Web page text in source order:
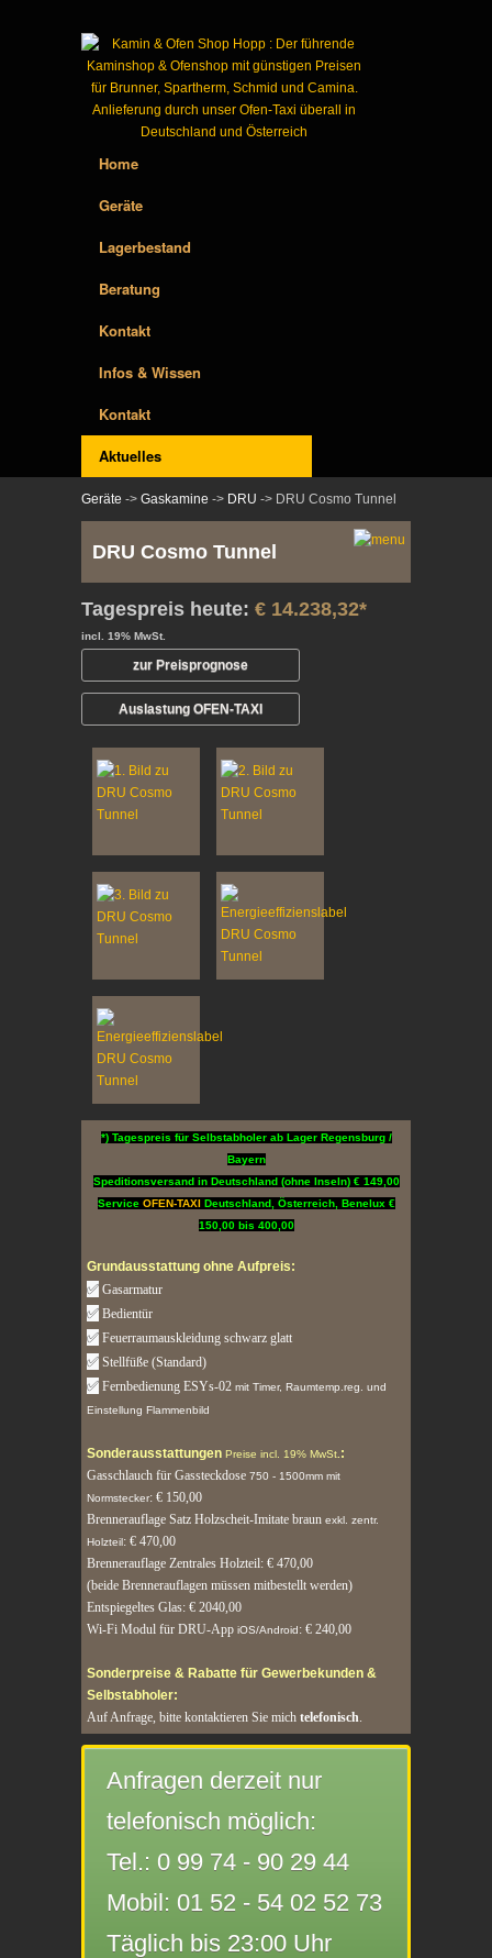
Home
Geräte
Lagerbestand
Beratung
Kontakt
Infos & Wissen
Kontakt
Aktuelles
Geräte -> Gaskamine -> DRU -> DRU Cosmo Tunnel
DRU Cosmo Tunnel
Tagespreis heute: € 14.238,32*
incl. 19% MwSt.
zur Preisprognose
Auslastung OFEN-TAXI
*) Tagespreis für Selbstabholer ab Lager Regensburg /
Bayern
Speditionsversand in Deutschland (ohne Inseln) € 149,00
Service OFEN-TAXIDeutschland, Österreich, Benelux €
150,00 bis 400,00
Grundausstattung ohne Aufpreis:
✅ Gasarmatur
✅ Bedientür
✅ Feuerraumauskleidung schwarz glatt
✅ Stellfüße (Standard)
✅ Fernbedienung ESYs-02 mit Timer, Raumtemp.reg. und
Einstellung Flammenbild
Sonderausstattungen Preise incl. 19% MwSt :
Gasschlauch für Gassteckdose 750 - 1500mm mit
Normstecker: € 150,00
Brennerauflage Satz Holzscheit-Imitate braun exkl. zentr.
Holzteil: € 470,00
Brennerauflage Zentrales Holzteil: € 470,00
(beide Brennerauflagen müssen mitbestellt werden)
Entspiegeltes Glas: € 2040,00
Wi-Fi Modul für DRU-App iOS/Android: € 240,00
Sonderpreise & Rabatte für Gewerbekunden &
Selbstabholer:
Auf Anfrage, bitte kontaktieren Sie mich telefonisch.
Anfragen derzeit nur
telefonisch möglich:
Tel.: 0 99 74 - 90 29 44
Mobil: 01 52 - 54 02 52 73
Täglich bis 23:00 Uhr